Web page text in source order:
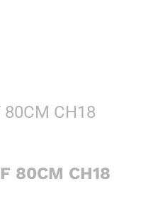
80CM CH18
80CM CH18